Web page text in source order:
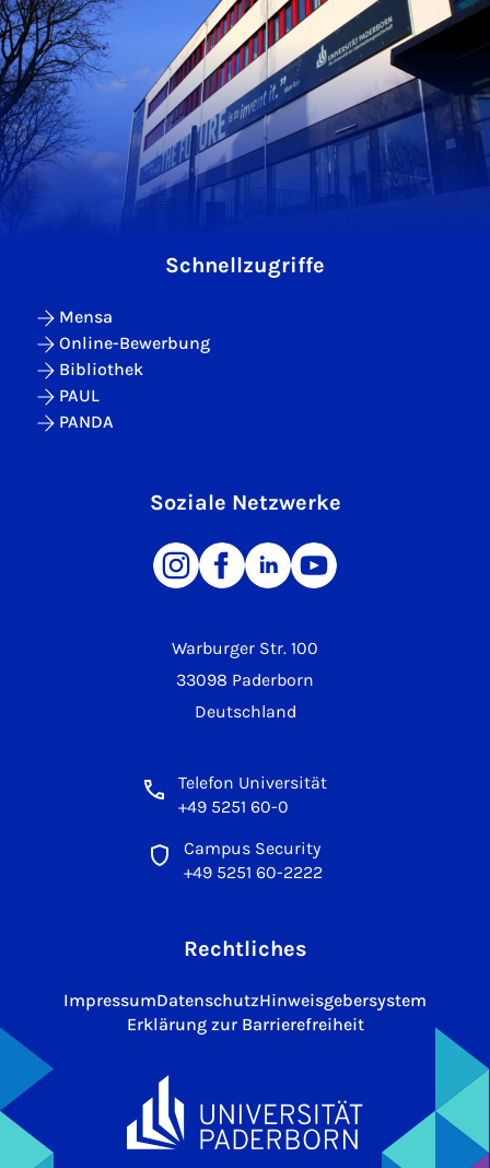
Warburger Str. 100
33098 Paderborn
Deutschland
Telefon Universität
+49 5251 60-0
Campus Security
+49 5251 60-2222
Schnellzugriffe
Mensa
Online-Bewerbung
Bibliothek
PAUL
PANDA
Soziale Netzwerke
Rechtliches
ImpressumDatenschutzHinweisgebersystem
Erklärung zur Barrierefreiheit